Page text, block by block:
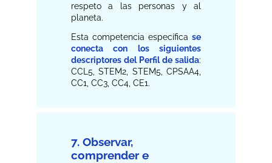
respeto a las personas y al
planeta.
Esta competencia específica se
conecta con los siguientes
descriptores del Perfil de salida:
CCL5, STEM2, STEM5, CPSAA4,
CC1, CC3, CC4, CE1.
7. Observar,
comprender e